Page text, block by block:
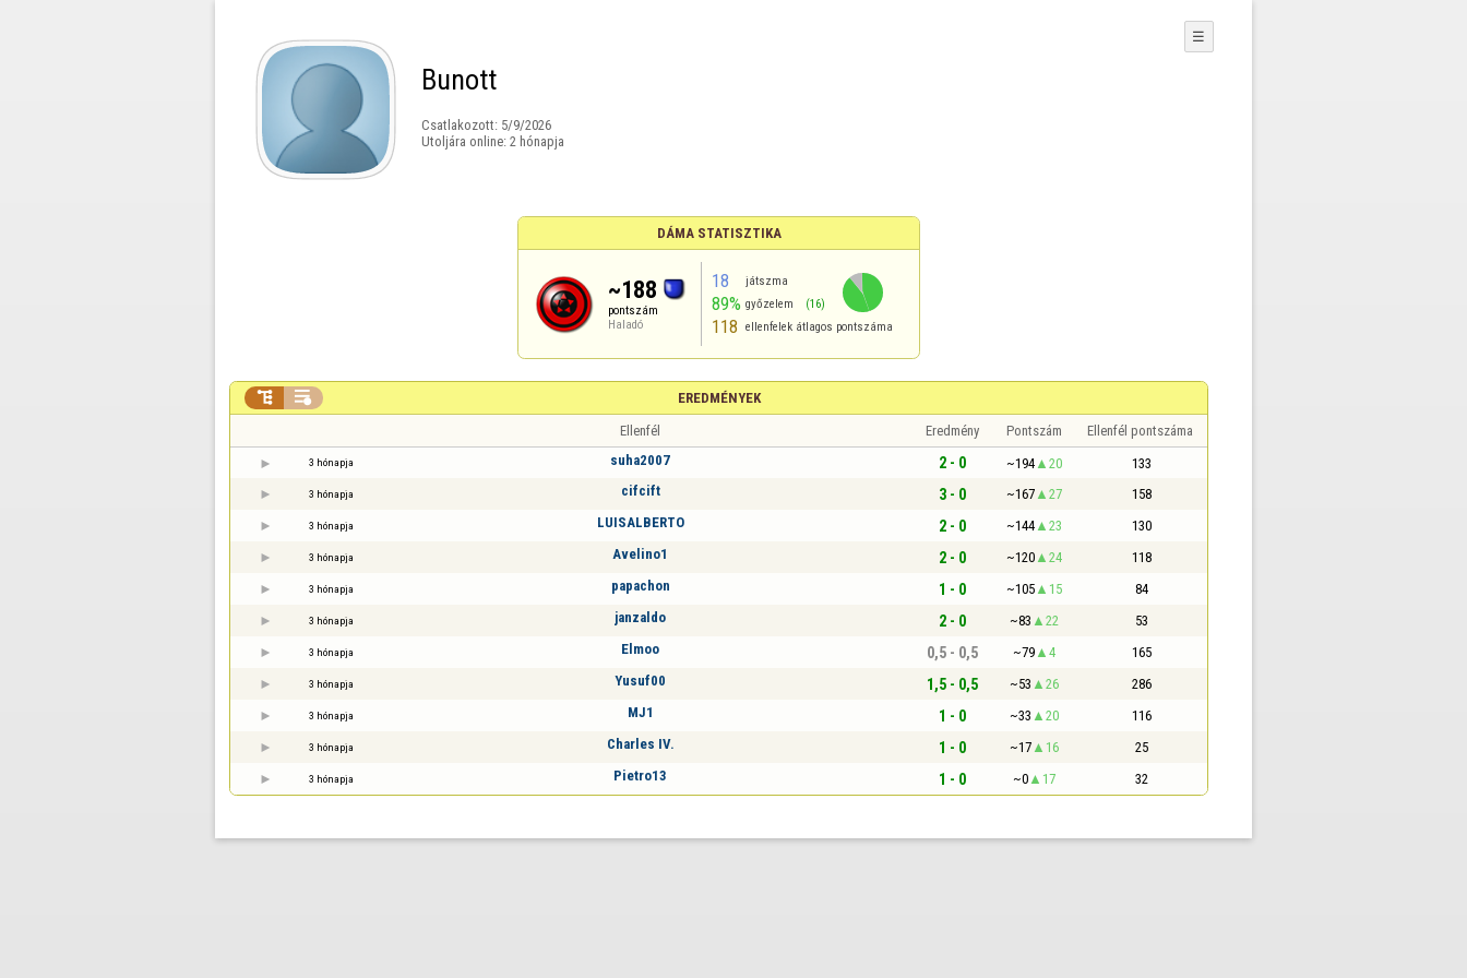
Bunott
Csatlakozott: 5/9/2026
Utoljára online: 2 hónapja
☰
DÁMA STATISZTIKA
~188
pontszám
Haladó
18 játszma
89% győzelem (16)
118 ellenfelek átlagos pontszáma
EREDMÉNYEK
 
Ellenfél Eredmény Pontszám Ellenfél pontszáma
3 hónapja suha2007 2 - 0 ~194 20 133
3 hónapja cifcift 3 - 0 ~167 27 158
3 hónapja LUISALBERTO 2 - 0 ~144 23 130
3 hónapja Avelino1 2 - 0 ~120 24 118
3 hónapja papachon 1 - 0 ~105 15 84
3 hónapja janzaldo 2 - 0 ~83 22 53
3 hónapja Elmoo 0,5 - 0,5 ~79 4 165
3 hónapja Yusuf00 1,5 - 0,5 ~53 26 286
3 hónapja MJ1 1 - 0 ~33 20 116
3 hónapja Charles IV. 1 - 0 ~17 16 25
3 hónapja Pietro13 1 - 0 ~0 17 32